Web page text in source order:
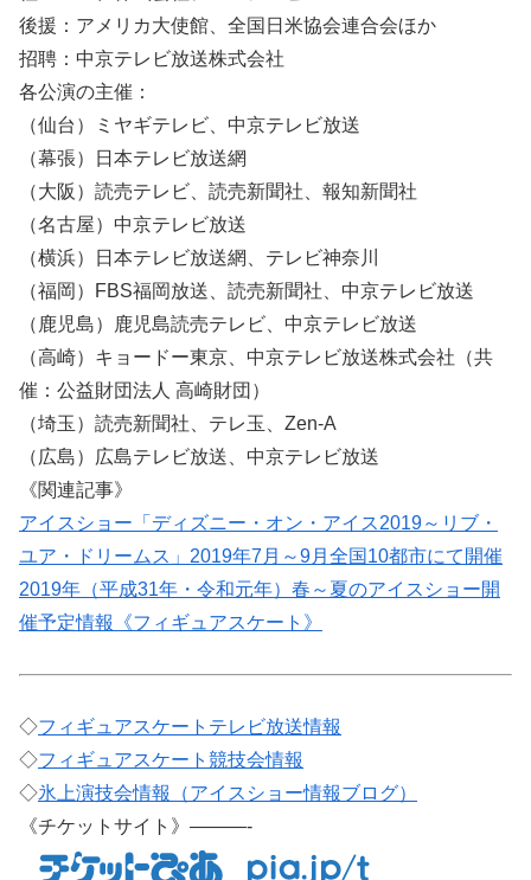
後援：アメリカ大使館、全国日米協会連合会ほか
招聘：中京テレビ放送株式会社
各公演の主催：
（仙台）ミヤギテレビ、中京テレビ放送
（幕張）日本テレビ放送網
（大阪）読売テレビ、読売新聞社、報知新聞社
（名古屋）中京テレビ放送
（横浜）日本テレビ放送網、テレビ神奈川
（福岡）FBS福岡放送、読売新聞社、中京テレビ放送
（鹿児島）鹿児島読売テレビ、中京テレビ放送
（高崎）キョードー東京、中京テレビ放送株式会社（共
催：公益財団法人 高崎財団）
（埼玉）読売新聞社、テレ玉、Zen-A
（広島）広島テレビ放送、中京テレビ放送
《関連記事》
アイスショー「ディズニー・オン・アイス2019～リブ・
ユア・ドリームス」2019年7月～9月全国10都市にて開催
2019年（平成31年・令和元年）春～夏のアイスショー開
催予定情報《フィギュアスケート》
◇フィギュアスケートテレビ放送情報
◇フィギュアスケート競技会情報
◇氷上演技会情報（アイスショー情報ブログ）
《チケットサイト》———-